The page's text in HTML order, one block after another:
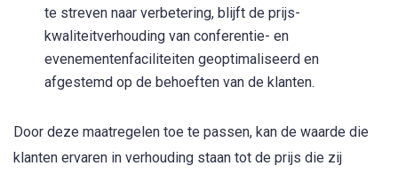
te streven naar verbetering, blijft de prijs-
kwaliteitverhouding van conferentie- en
evenementenfaciliteiten geoptimaliseerd en
afgestemd op de behoeften van de klanten.
Door deze maatregelen toe te passen, kan de waarde die
klanten ervaren in verhouding staan tot de prijs die zij